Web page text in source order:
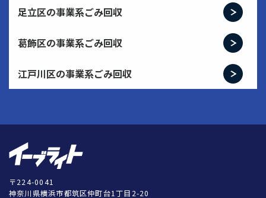
足立区の事業系ごみ回収
葛飾区の事業系ごみ回収
江戸川区の事業系ごみ回収
〒224-0041
神奈川県横浜市都筑区仲町台1丁目2-20